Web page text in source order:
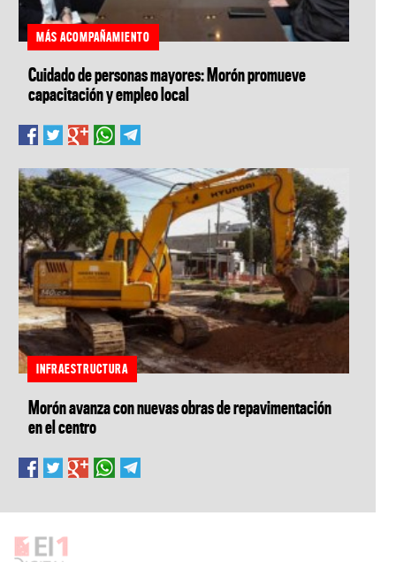
MÁS ACOMPAÑAMIENTO
Cuidado de personas mayores: Morón promueve
capacitación y empleo local
INFRAESTRUCTURA
Morón avanza con nuevas obras de repavimentación
en el centro